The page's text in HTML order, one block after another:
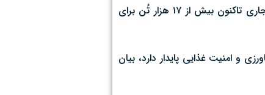
مدیر شرکت خدمات حمایتی کشاورزی قم گفت: برنامه کودی سالیانه استان شامل کودهای ازته، فسفاته و پتاسه می‌باشد که از ابتدای سالجاری تاکنون بیش از ۱۷ هزار تُن برای
و امنیت غذایی پایدار دارد، بیان